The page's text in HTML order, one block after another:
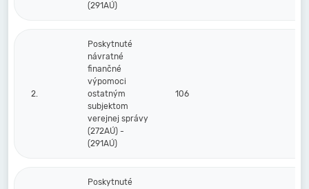
(291AÚ)
2.
Poskytnuté
návratné
finančné
výpomoci
ostatným
subjektom
verejnej správy
(272AÚ) -
(291AÚ)
106
Poskytnuté